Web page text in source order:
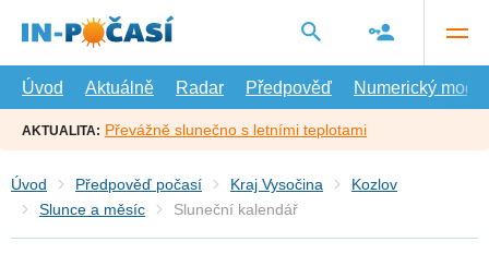
hlavní
Úvod
Aktuálně Radar Předpověď Numerický model
AKTUALITA: Převážně slunečno s letními teplotami
Úvod Předpověď počasí Kraj Vysočina
Kozlov
Slunce a měsíc
Sluneční kalendář